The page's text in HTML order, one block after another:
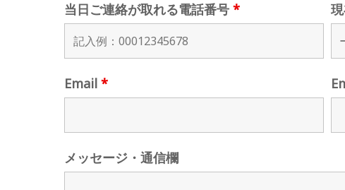
当日ご連絡が取れる電話番号 *
Email *
メッセージ・通信欄